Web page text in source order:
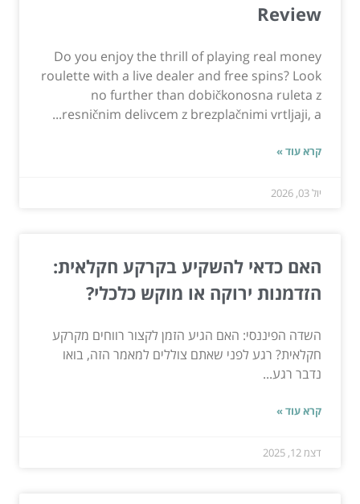
Review
Do you enjoy the thrill of playing real money
roulette with a live dealer and free spins? Look
no further than dobičkonosna ruleta z
resničnim delivcem z brezplačnimi vrtljaji, a...
קרא עוד »
יול 03, 2026
האם כדאי להשקיע בקרקע חקלאית:
הזדמנות ירוקה או מוקש כלכלי?
השדה הפיננסי: האם הגיע הזמן לקצור רווחים מקרקע
חקלאית? רגע לפני שאתם צוללים למאמר הזה, בואו
נדבר רגע...
קרא עוד »
דצמ 12, 2025